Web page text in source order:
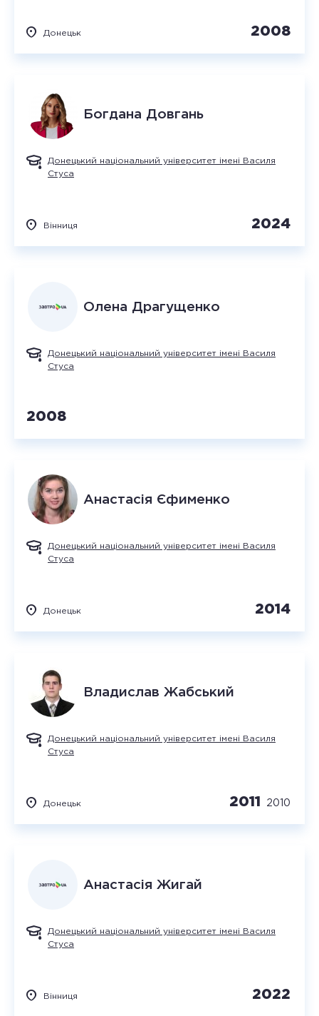
Донецьк 2008
Богдана Довгань
Донецький національний університет імені Василя
Стуса
Вінниця 2024
Олена Драгущенко
Донецький національний університет імені Василя
Стуса
2008
Анастасія Єфименко
Донецький національний університет імені Василя
Стуса
Донецьк 2014
Владислав Жабський
Донецький національний університет імені Василя
Стуса
Донецьк 2011 2010
Анастасія Жигай
Донецький національний університет імені Василя
Стуса
Вінниця 2022